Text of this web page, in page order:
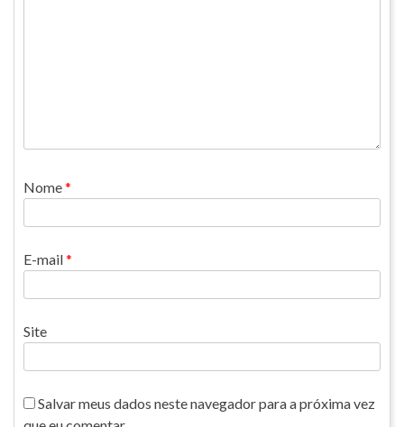
Nome*
E-mail*
Site
Salvar meus dados neste navegador para a próxima vez